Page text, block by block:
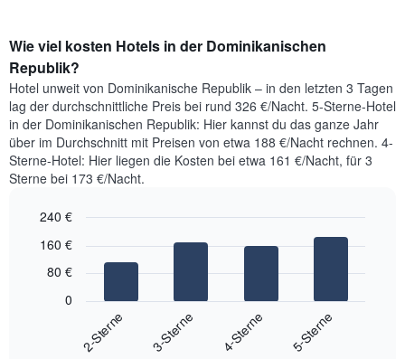
Wie viel kosten Hotels in der Dominikanischen
Republik?
Hotel unweit von Dominikanische Republik – in den letzten 3 Tagen
lag der durchschnittliche Preis bei rund 326 €/Nacht. 5-Sterne-Hotel
in der Dominikanischen Republik: Hier kannst du das ganze Jahr
über im Durchschnitt mit Preisen von etwa 188 €/Nacht rechnen. 4-
Sterne-Hotel: Hier liegen die Kosten bei etwa 161 €/Nacht, für 3
Sterne bei 173 €/Nacht.
chart
with
folgende
graphic.
2-Sterne 3-Sterne 4-Sterne 5-Sterne
0
80 €
160 €
240 €